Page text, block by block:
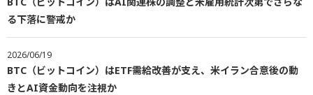
る下落に警戒か
2026/06/19
BTC（ビットコイン）はETF需給改善が支え、米イラン合意後の動
きとAI資金動向を注視か